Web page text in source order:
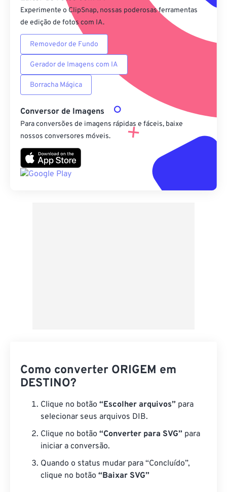
Experimente o ClipSnap, nossas poderosas ferramentas
de edição de fotos com IA.
Removedor de Fundo
Gerador de Imagens com IA
Borracha Mágica
Conversor de Imagens
Para conversões de imagens rápidas e fáceis, baixe
nossos conversores móveis.
Como converter ORIGEM em
DESTINO?
Clique no botão “Escolher arquivos” para
selecionar seus arquivos DIB.
Clique no botão “Converter para SVG” para
iniciar a conversão.
Quando o status mudar para “Concluído”,
clique no botão “Baixar SVG”